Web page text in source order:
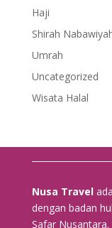
Haji
Shirah
Umrah
Uncategorized
Wisata Halal
Nusa Travel
dengan badan
Safar Nusantara.